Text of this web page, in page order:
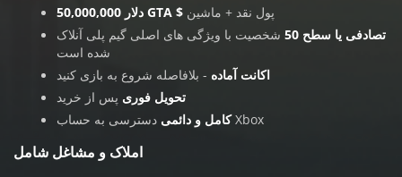
50,000,000 دلار GTA $ پول نقد + ماشین
تصادفی یا سطح 50
شخصیت با ویژگی های اصلی گیم پلی آنلاک
شده است
اکانت آماده - بلافاصله شروع به بازی کنید
تحویل فوری پس از خرید
کامل و دائمیدسترسی به حساب Xbox
املاک و مشاغل شامل